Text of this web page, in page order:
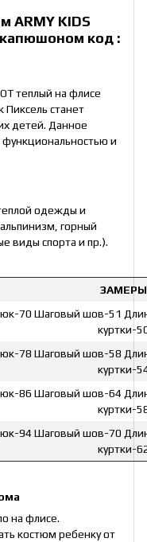
ARMY KIDS
код :
теплый на флисе
станет
детей. Данное
и
одежды и
горный
виды спорта и пр.).
ЗАМЕРЫ
70 Шаговый шов-51
куртки-
78 Шаговый шов-58
куртки-
86 Шаговый шов-64
куртки-
94 Шаговый шов-70
куртки-
на флисе.
костюм ребенку от